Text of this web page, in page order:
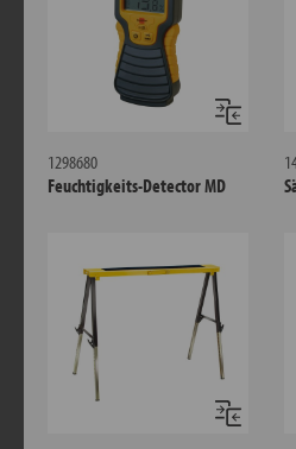
1298680
Feuchtigkeits-Detector MD